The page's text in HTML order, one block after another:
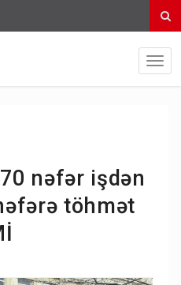
nəfər işdən
töhmət